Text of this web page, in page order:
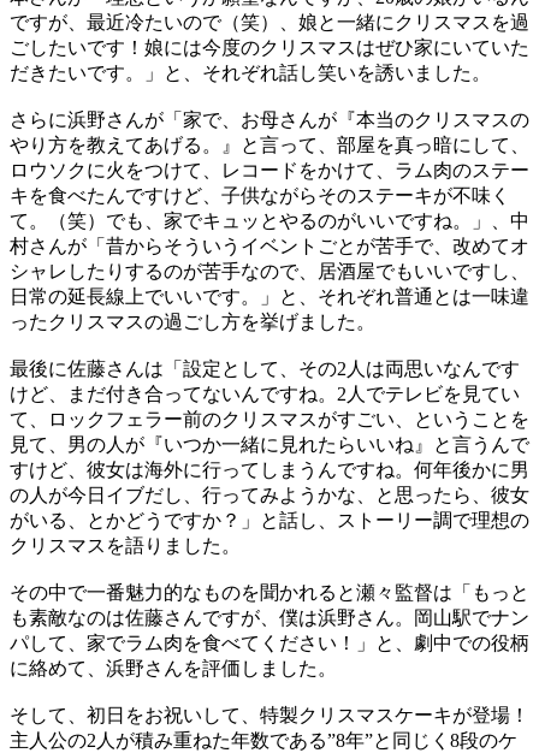
ですが、最近冷たいので（笑）、娘と一緒にクリスマスを過
ごしたいです！娘には今度のクリスマスはぜひ家にいていた
だきたいです。」と、それぞれ話し笑いを誘いました。
さらに浜野さんが「家で、お母さんが『本当のクリスマスの
やり方を教えてあげる。』と言って、部屋を真っ暗にして、
ロウソクに火をつけて、レコードをかけて、ラム肉のステー
キを食べたんですけど、子供ながらそのステーキが不味く
て。（笑）でも、家でキュッとやるのがいいですね。」、中
村さんが「昔からそういうイベントごとが苦手で、改めてオ
シャレしたりするのが苦手なので、居酒屋でもいいですし、
日常の延長線上でいいです。」と、それぞれ普通とは一味違
ったクリスマスの過ごし方を挙げました。
最後に佐藤さんは「設定として、その2人は両思いなんです
けど、まだ付き合ってないんですね。2人でテレビを見てい
て、ロックフェラー前のクリスマスがすごい、ということを
見て、男の人が『いつか一緒に見れたらいいね』と言うんで
すけど、彼女は海外に行ってしまうんですね。何年後かに男
の人が今日イブだし、行ってみようかな、と思ったら、彼女
がいる、とかどうですか？」と話し、ストーリー調で理想の
クリスマスを語りました。
その中で一番魅力的なものを聞かれると瀬々監督は「もっと
も素敵なのは佐藤さんですが、僕は浜野さん。岡山駅でナン
パして、家でラム肉を食べてください！」と、劇中での役柄
に絡めて、浜野さんを評価しました。
そして、初日をお祝いして、特製クリスマスケーキが登場！
主人公の2人が積み重ねた年数である”8年”と同じく8段のケ